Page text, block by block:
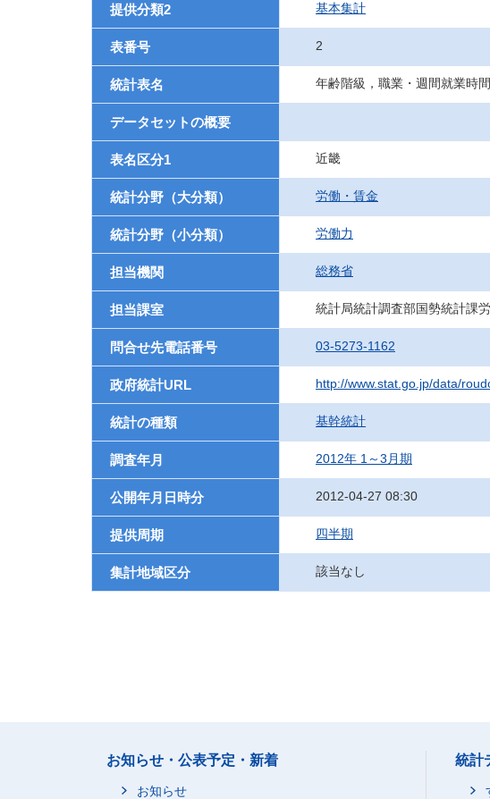
提供分類2 基本集計
表番号 2
統計表名 年齢階級，職業・週間就業時
データセットの概要
表名区分1 近畿
統計分野（大分類） 労働・賃金
統計分野（小分類） 労働力
担当機関 総務省
担当課室 統計局統計調査部国勢統計課
問合せ先電話番号 03-5273-1162
政府統計URL http://www.stat.go.jp/data/
統計の種類 基幹統計
調査年月 2012年 1～3月期
公開年月日時分 2012-04-27 08:30
提供周期 四半期
集計地域区分 該当なし
お知らせ・公表予定・新着
お知らせ
統計